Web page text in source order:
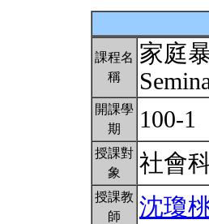
課程名
稱
家庭
開課學
期
100-1
授課對
象
社會
授課教
師
沈瓊